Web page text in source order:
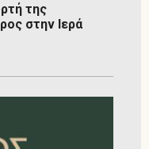
της
στην Ιερά